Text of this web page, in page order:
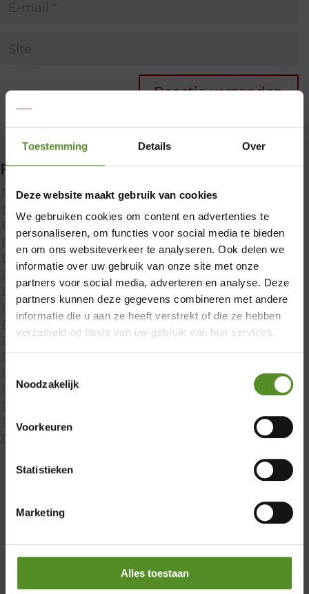
Toestemming Details Over
Deze website maakt gebruik van cookies
We gebruiken cookies om content en advertenties te
personaliseren, om functies voor social media te bieden
en om ons websiteverkeer te analyseren. Ook delen we
informatie over uw gebruik van onze site met onze
partners voor social media, adverteren en analyse. Deze
partners kunnen deze gegevens combineren met andere
informatie die u aan ze heeft verstrekt of die ze hebben
verzameld op basis van uw gebruik van hun services.
Toestemmingsselectie
Noodzakelijk
Voorkeuren
Statistieken
Marketing
Alles toestaan
Filter producten
Uncategorized
Custom
CustomBoxspring
ErkendMatras 2 Pers
ErkendMatras twijfelaar product
Matrassen
P650 1 pers
P650 Twijfelaar
1 persoon
Twijfelaar
Koudschuim
Traagschuim
Donderdag 12:00 – 17:00
Zaterdag 12:00 – 17:00
×